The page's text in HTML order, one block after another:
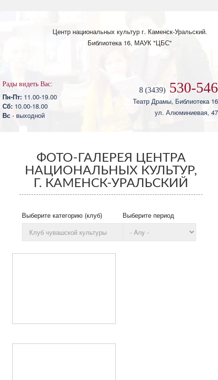
Центр национальных культург. Каменск-Уральский.
Библиотека 16, МАУК "ЦБС"
Рады видеть Вас:
Пн-Пт: 11.00-19.00
Сб: 10.00-18.00
Вс - выходной
8 (3439) 530-546
Театр Драмы, Библиотека 16
ул. Алюминиевая, 47
ФОТО-ГАЛЕРЕЯ ЦЕНТРА
НАЦИОНАЛЬНЫХ КУЛЬТУР,
Г. КАМЕНСК-УРАЛЬСКИЙ
Выберите категорию (клуб) Выберите период